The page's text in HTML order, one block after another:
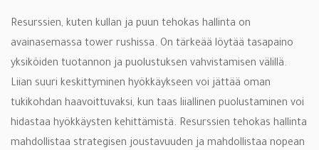
Resurssien, kuten kullan ja puun tehokas hallinta on
avainasemassa tower rushissa. On tärkeää löytää tasapaino
yksiköiden tuotannon ja puolustuksen vahvistamisen välillä.
Liian suuri keskittyminen hyökkäykseen voi jättää oman
tukikohdan haavoittuvaksi, kun taas liiallinen puolustaminen voi
hidastaa hyökkäysten kehittämistä. Resurssien tehokas hallinta
mahdollistaa strategisen joustavuuden ja mahdollistaa nopean